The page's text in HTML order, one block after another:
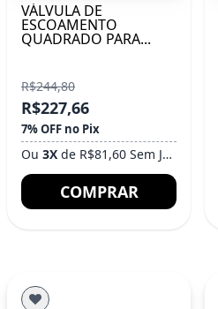
VÁLVULA DE
ESCOAMENTO
QUADRADO PARA...
R$244,80
R$227,66
7% OFF no Pix
Ou 3X de R$81,60 Sem Juros
COMPRAR